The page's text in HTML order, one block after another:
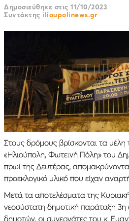
Δημοσιεύθηκε στις 11/10/2023
Συντάκτης ilioupolinews.gr
Στους δρόμους βρίσκονται τα
«Ηλιούπολη, Φωτεινή Πόλη» του
πρωί της Δευτέρας,
προεκλογικό υλικό που είχαν
Mετά τα αποτελέσματα της
νεοσύστατη δημοτική παράταξη 3η
δημοτών, οι συνεργάτες του κ.